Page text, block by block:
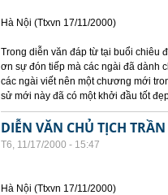
Hà Nội (Ttxvn 17/11/2000)
Trong diễn văn đáp từ tại buổi chiêu
ơn sự đón tiếp mà các ngài đã dành
các ngài viết nên một chương mới
sử mới này đã có một khởi đầu tốt
DIỄN VĂN CHỦ TỊCH
T6, 11/17/2000 - 15:47
Hà Nội (Ttxvn 17/11/2000)